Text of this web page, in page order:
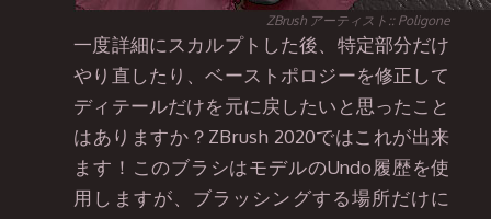
ZBrush アーティスト:: Poligone
一度詳細にスカルプトした後、特定部分だけ
やり直したり、ベーストポロジーを修正して
ディテールだけを元に戻したいと思ったこと
はありますか？ZBrush 2020ではこれが出来
ます！このブラシはモデルのUndo履歴を使
用しますが、ブラッシングする場所だけに